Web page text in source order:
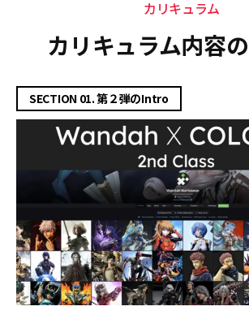
カリキュラム
カリキュラム内容
SECTION 01. 第２弾のIntro